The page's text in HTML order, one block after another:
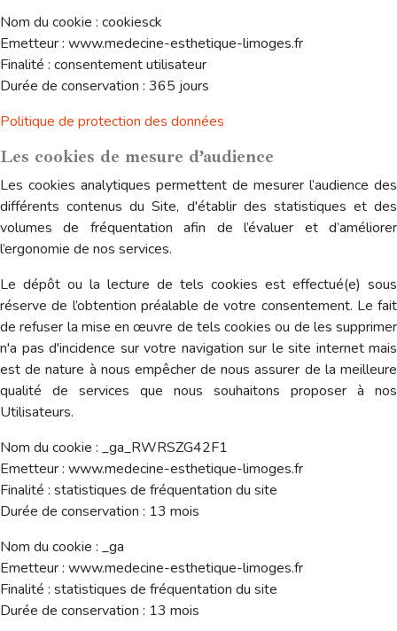
Nom du cookie : cookiesck
Emetteur : www.medecine-esthetique-limoges.fr
Finalité : consentement utilisateur
Durée de conservation : 365 jours
Politique de protection des données
Les cookies de mesure d’audience
Les cookies analytiques permettent de mesurer l’audience des
différents contenus du Site, d'établir des statistiques et des
volumes de fréquentation afin de l’évaluer et d’améliorer
l’ergonomie de nos services.
Le dépôt ou la lecture de tels cookies est effectué(e) sous
réserve de l’obtention préalable de votre consentement. Le fait
de refuser la mise en œuvre de tels cookies ou de les supprimer
n'a pas d'incidence sur votre navigation sur le site internet mais
est de nature à nous empêcher de nous assurer de la meilleure
qualité de services que nous souhaitons proposer à nos
Utilisateurs.
Nom du cookie : _ga_RWRSZG42F1
Emetteur : www.medecine-esthetique-limoges.fr
Finalité : statistiques de fréquentation du site
Durée de conservation : 13 mois
Nom du cookie : _ga
Emetteur : www.medecine-esthetique-limoges.fr
Finalité : statistiques de fréquentation du site
Durée de conservation : 13 mois